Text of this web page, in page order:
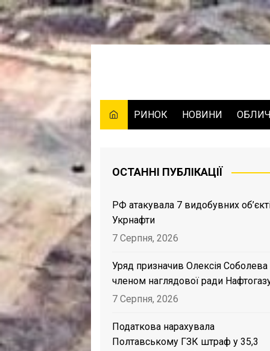
Skip
to
РИНОК НОВИНИ
ОСТАННІ ПУБЛІКАЦІЇ
РФ атакувала 7 видобувних
Укрнафти
7 Серпня, 2026
Уряд призначив Олексія Соболева
членом наглядової ради
7 Серпня, 2026
Податкова нарахувала
Полтавському ГЗК штраф у 35,3